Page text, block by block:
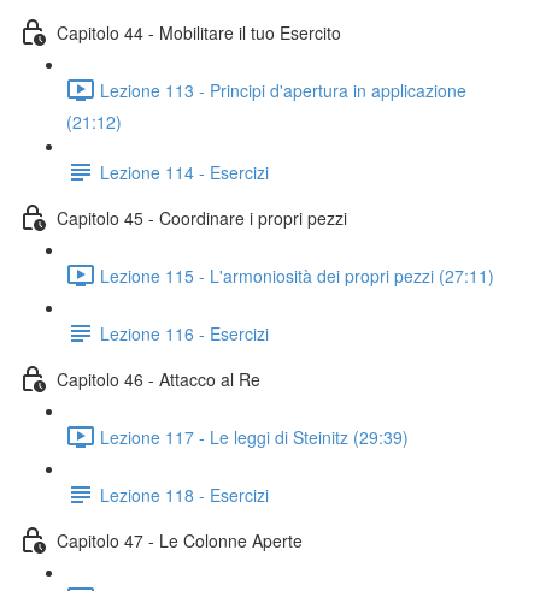
Capitolo 44 - Mobilitare il tuo Esercito
Lezione 113 - Principi d'apertura in applicazione
(21:12)
Lezione 114 - Esercizi
Capitolo 45 - Coordinare i propri pezzi
Lezione 115 - L'armoniosità dei propri pezzi (27:11)
Lezione 116 - Esercizi
Capitolo 46 - Attacco al Re
Lezione 117 - Le leggi di Steinitz (29:39)
Lezione 118 - Esercizi
Capitolo 47 - Le Colonne Aperte